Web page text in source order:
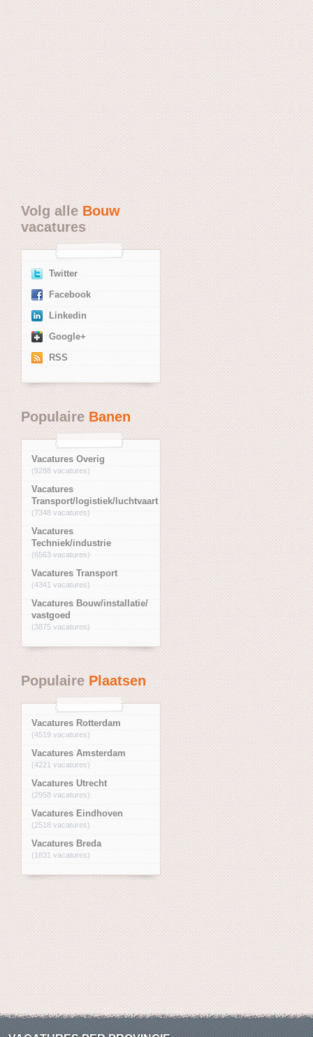
Volg alleBouw
vacatures
Twitter
Facebook
Linkedin
Google+
RSS
PopulaireBanen
Vacatures Overig
(9288 vacatures)
Vacatures
Transport/logistiek/luchtvaart
(7348 vacatures)
Vacatures
Techniek/industrie
(6563 vacatures)
Vacatures Transport
(4341 vacatures)
Vacatures Bouw/installatie/
vastgoed
(3875 vacatures)
PopulairePlaatsen
Vacatures Rotterdam
(4519 vacatures)
Vacatures Amsterdam
(4221 vacatures)
Vacatures Utrecht
(2958 vacatures)
Vacatures Eindhoven
(2518 vacatures)
Vacatures Breda
(1831 vacatures)